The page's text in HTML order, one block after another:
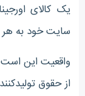
یک کالای
سایت خود به
واقعیت این
از حقوق